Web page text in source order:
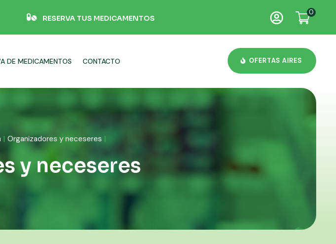
 RESERVA TUS MEDICAMENTOS  0
DE MEDICAMENTOS CONTACTO OFERTAS AIRES
Organizadores y neceseres
y neceseres